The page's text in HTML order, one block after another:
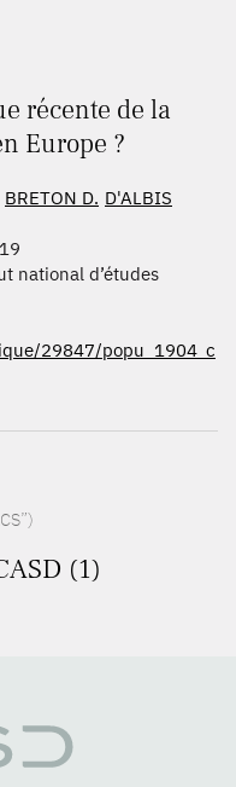
récente de la
Europe ?
BRETON D. D'ALBIS
national d’études
29847/popu_1904_c
(1)